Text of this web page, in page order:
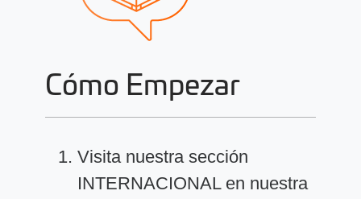
Cómo Empezar
Visita nuestra sección
INTERNACIONAL en nuestra